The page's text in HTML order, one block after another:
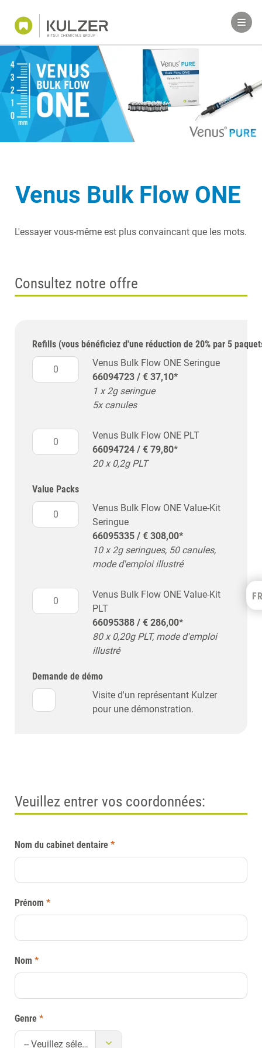
Kulzer Benelux
Venus Bulk Flow ONE
L'essayer vous-même est plus convaincant que les mots.
Consultez notre offre
Refills (vous bénéficiez d'une réduction de 20% par 5
Venus Bulk Flow ONE Seringue
66094723 / € 37,10*
1 x 2g seringue
5x canules
Venus Bulk Flow ONE PLT
66094724 / € 79,80*
20 x 0,2g PLT
Value Packs
Venus Bulk Flow ONE Value-Kit
Seringue
66095335 / € 308,00*
10 x 2g seringues, 50 canules,
mode d'emploi illustré
Venus Bulk Flow ONE Value-Kit
PLT
66095388 / € 286,00*
80 x 0,20g PLT, mode d'emploi
illustré
Demande de démo
Visite d'un représentant Kulzer
pour une démonstration.
Veuillez entrer vos coordonnées:
Nom du cabinet dentaire *
Prénom *
Nom *
-- Veuillez sélectionner --
Genre *